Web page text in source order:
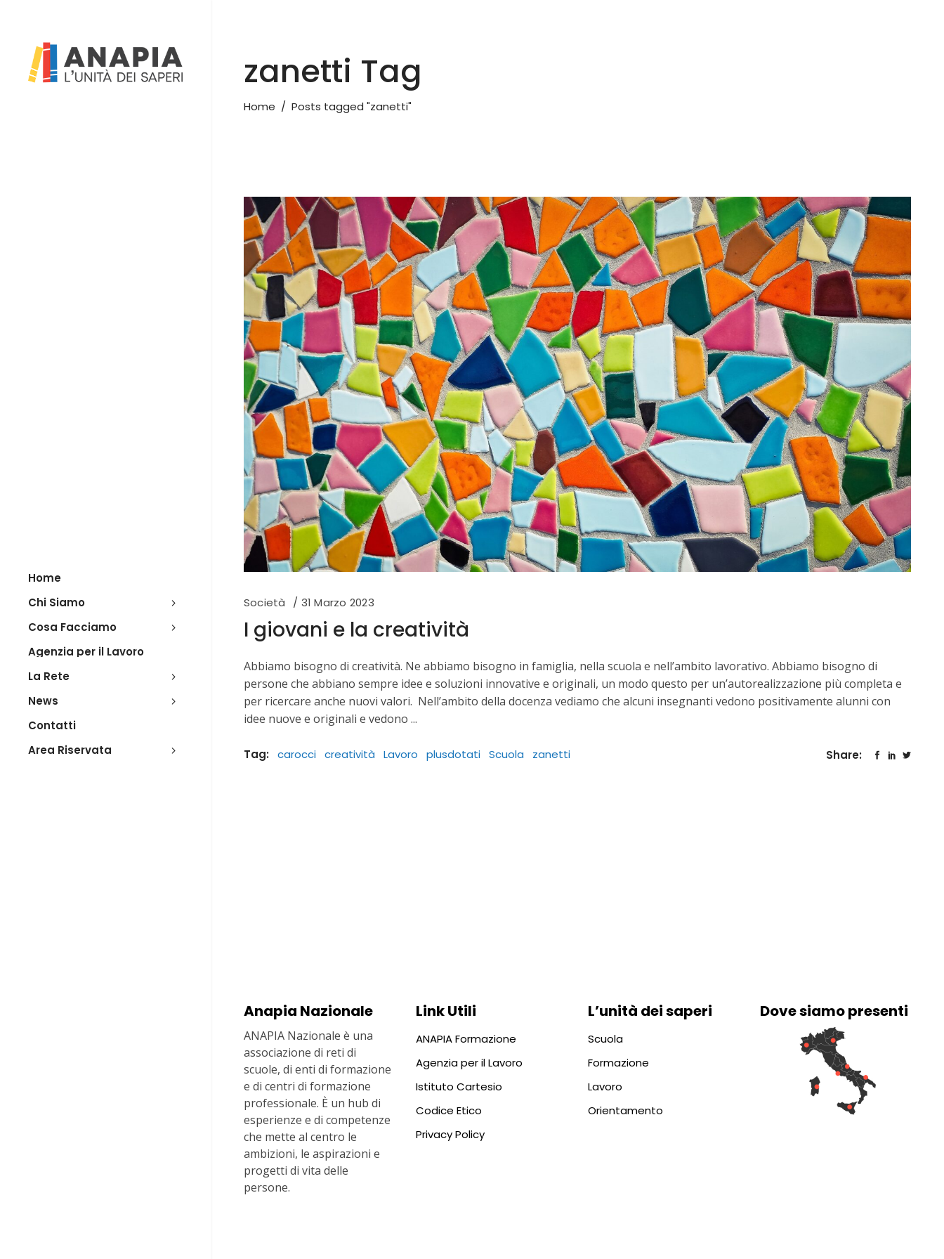
Home
Chi Siamo
Cosa Facciamo
Agenzia per il Lavoro
La Rete
News
Contatti
Area Riservata
zanetti Tag
Home / Posts tagged "zanetti"
Società 31 Marzo 2023
I giovani e la creatività
Abbiamo bisogno di creatività. Ne abbiamo bisogno in famiglia, nella scuola e nell’ambito lavorativo. Abbiamo bisogno di
persone che abbiano sempre idee e soluzioni innovative e originali, un modo questo per un’autorealizzazione più completa e
per ricercare anche nuovi valori. Nell’ambito della docenza vediamo che alcuni insegnanti vedono positivamente alunni con
idee nuove e originali e vedono
Tag: carocci creatività Lavoro plusdotati Scuola zanetti Share:
Anapia Nazionale
ANAPIA Nazionale è una
associazione di reti di
scuole, di enti di formazione
e di centri di formazione
professionale. È un hub di
esperienze e di competenze
che mette al centro le
ambizioni, le aspirazioni e
progetti di vita delle
persone.
Link Utili
ANAPIA Formazione
Agenzia per il Lavoro
Istituto Cartesio
Codice Etico
Privacy Policy
L’unità dei saperi
Scuola
Formazione
Lavoro
Orientamento
Dove siamo presenti